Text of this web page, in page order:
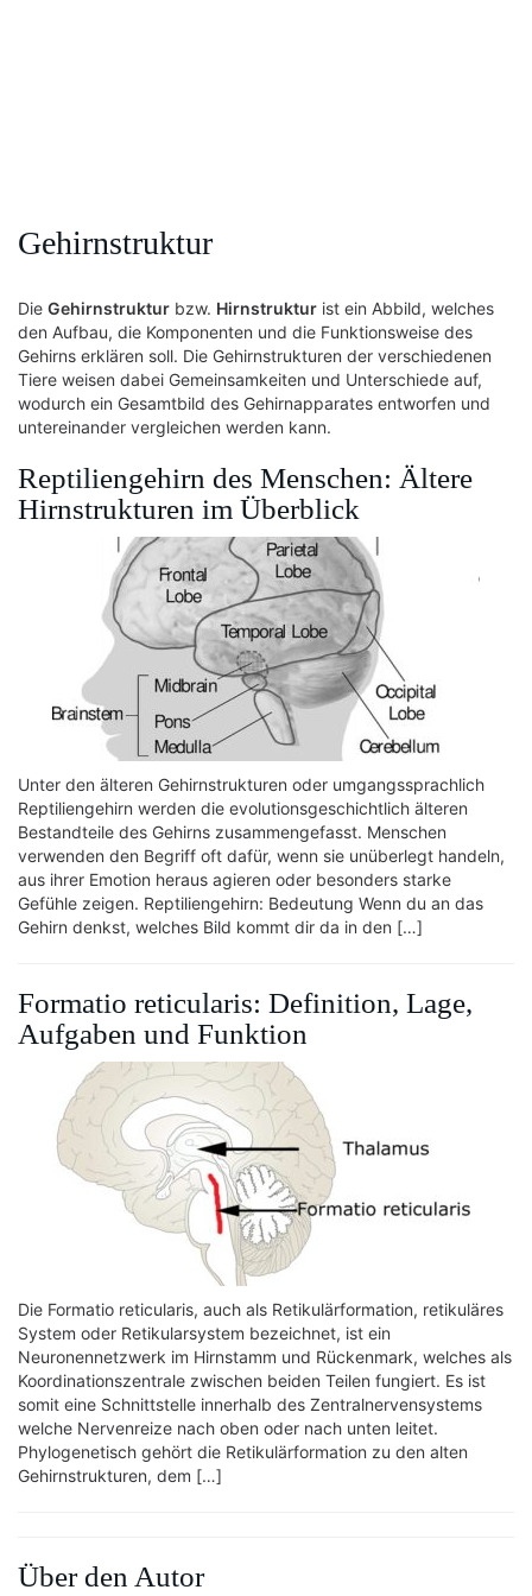
Gehirnstruktur
Die Gehirnstruktur bzw. Hirnstruktur ist ein Abbild, welches
den Aufbau, die Komponenten und die Funktionsweise des
Gehirns erklären soll. Die Gehirnstrukturen der verschiedenen
Tiere weisen dabei Gemeinsamkeiten und Unterschiede auf,
wodurch ein Gesamtbild des Gehirnapparates entworfen und
untereinander vergleichen werden kann.
Reptiliengehirn des Menschen: Ältere
Hirnstrukturen im Überblick
Unter den älteren Gehirnstrukturen oder umgangssprachlich
Reptiliengehirn werden die evolutionsgeschichtlich älteren
Bestandteile des Gehirns zusammengefasst. Menschen
verwenden den Begriff oft dafür, wenn sie unüberlegt handeln,
aus ihrer Emotion heraus agieren oder besonders starke
Gefühle zeigen. Reptiliengehirn: Bedeutung Wenn du an das
Gehirn denkst, welches Bild kommt dir da in den […]
Formatio reticularis: Definition, Lage,
Aufgaben und Funktion
Die Formatio reticularis, auch als Retikulärformation, retikuläres
System oder Retikularsystem bezeichnet, ist ein
Neuronennetzwerk im Hirnstamm und Rückenmark, welches als
Koordinationszentrale zwischen beiden Teilen fungiert. Es ist
somit eine Schnittstelle innerhalb des Zentralnervensystems
welche Nervenreize nach oben oder nach unten leitet.
Phylogenetisch gehört die Retikulärformation zu den alten
Gehirnstrukturen, dem […]
Über den Autor